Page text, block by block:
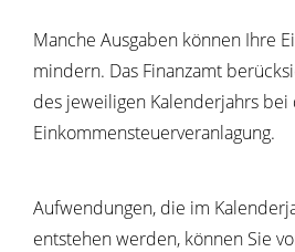
Manche Ausgaben können Ihre
mindern. Das Finanzamt
des jeweiligen Kalenderjahrs bei
Einkommensteuerveranlagung.
Aufwendungen, die im
entstehen werden, können Sie